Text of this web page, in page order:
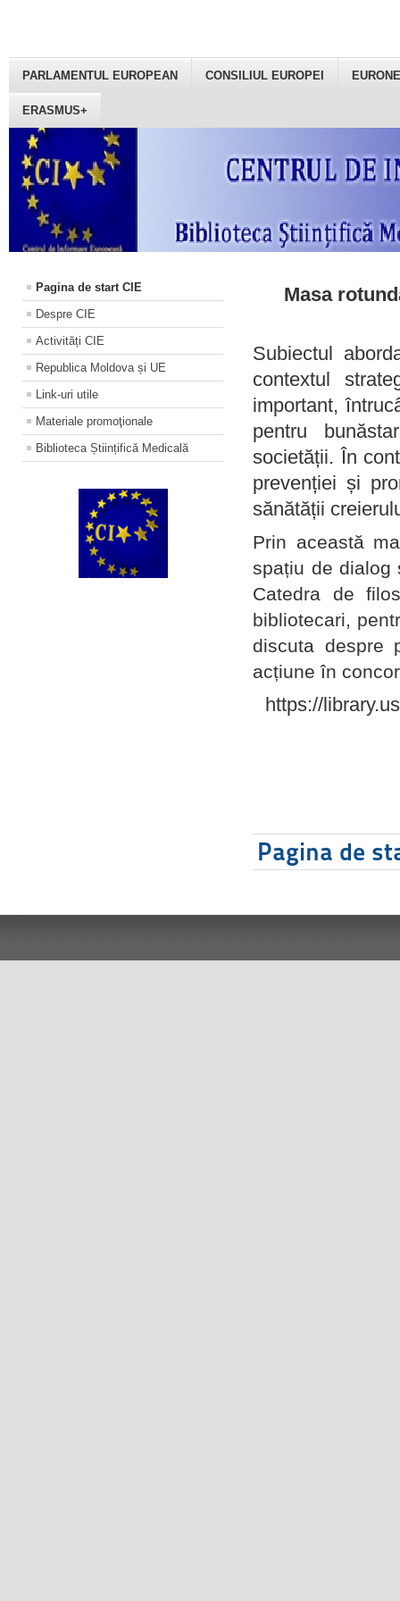
PARLAMENTUL EUROPEAN CONSILIUL EUROPEI
ERASMUS+
Pagina de start CIE
Despre CIE
Activități CIE
Republica Moldova și UE
Link-uri utile
Materiale promoţionale
Biblioteca Științifică Medicală
Masa
Subiectul
contextul
important,
pentru
societății. În
prevenției și
sănătății
Prin această
spațiu de dialog
Catedra de
bibliotecari,
discuta despre
acțiune în
https://
Pagina de